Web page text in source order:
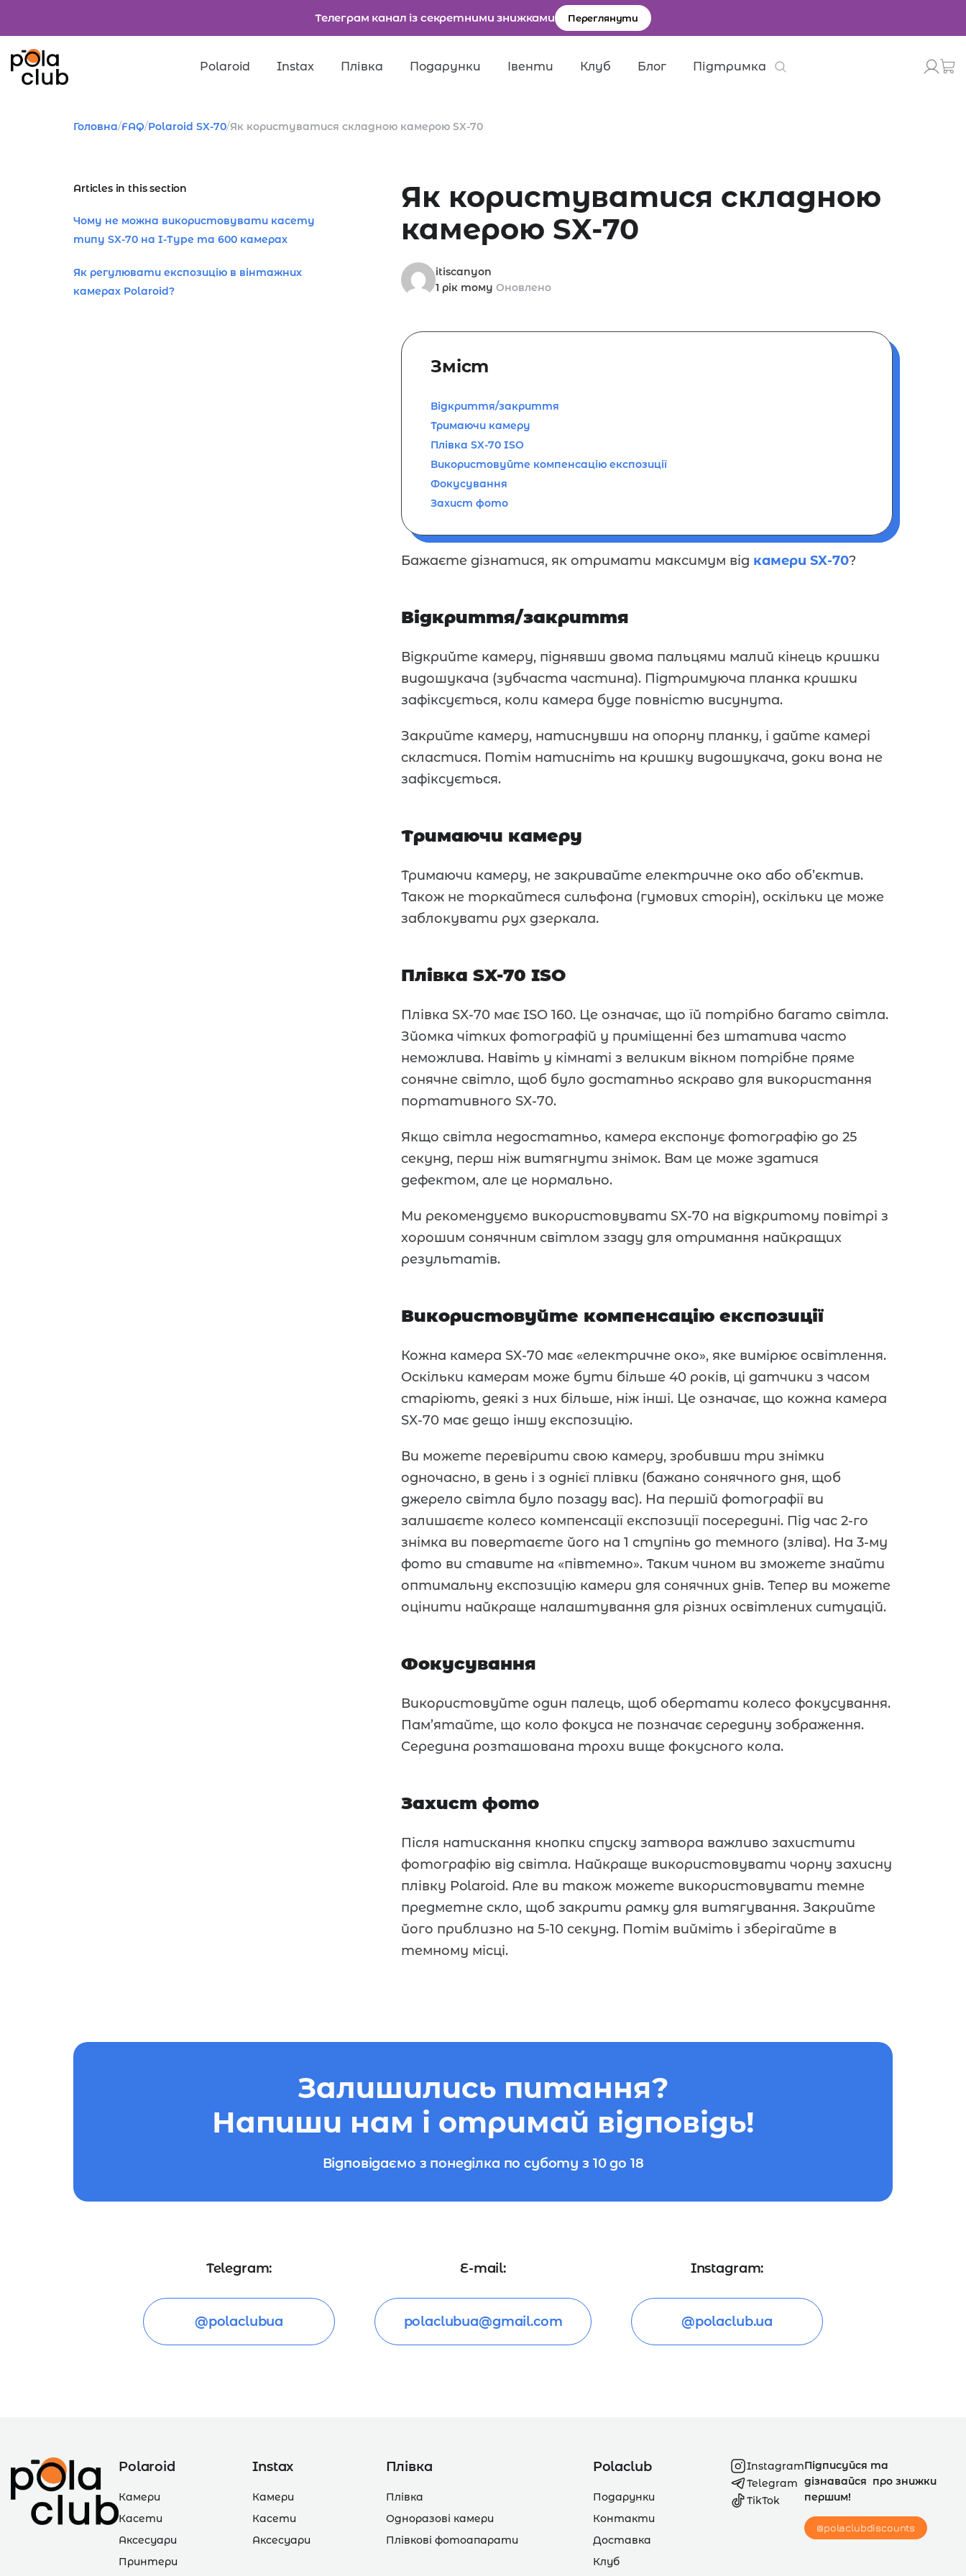
Телеграм канал із секретними знижками Переглянути
Polaroid Instax Плівка Подарунки Івенти Клуб Блог Підтримка
Товари
Головна/FAQ/Polaroid SX-70/Як користуватися складною камерою SX-70
Articles in this section
Чому не можна використовувати касету
типу SX-70 на I-Type та 600 камерах
Як регулювати експозицію в вінтажних
камерах Polaroid?
Як користуватися складною
камерою SX-70
itiscanyon
1 рік тому Оновлено
Зміст
Відкриття/закриття
Тримаючи камеру
Плівка SX-70 ISO
Використовуйте компенсацію експозиції
Фокусування
Захист фото
Бажаєте дізнатися, як отримати максимум від камери SX-70?
Відкриття/закриття
Відкрийте камеру, піднявши двома пальцями малий кінець кришки
видошукача (зубчаста частина). Підтримуюча планка кришки
зафіксується, коли камера буде повністю висунута.
Закрийте камеру, натиснувши на опорну планку, і дайте камері
скластися. Потім натисніть на кришку видошукача, доки вона не
зафіксується.
Тримаючи камеру
Тримаючи камеру, не закривайте електричне око або об’єктив.
Також не торкайтеся сильфона (гумових сторін), оскільки це може
заблокувати рух дзеркала.
Плівка SX-70 ISO
Плівка SX-70 має ISO 160. Це означає, що їй потрібно багато світла.
Зйомка чітких фотографій у приміщенні без штатива часто
неможлива. Навіть у кімнаті з великим вікном потрібне пряме
сонячне світло, щоб було достатньо яскраво для використання
портативного SX-70.
Якщо світла недостатньо, камера експонує фотографію до 25
секунд, перш ніж витягнути знімок. Вам це може здатися
дефектом, але це нормально.
Ми рекомендуємо використовувати SX-70 на відкритому повітрі з
хорошим сонячним світлом ззаду для отримання найкращих
результатів.
Використовуйте компенсацію експозиції
Кожна камера SX-70 має «електричне око», яке вимірює освітлення.
Оскільки камерам може бути більше 40 років, ці датчики з часом
старіють, деякі з них більше, ніж інші. Це означає, що кожна камера
SX-70 має дещо іншу експозицію.
Ви можете перевірити свою камеру, зробивши три знімки
одночасно, в день і з однієї плівки (бажано сонячного дня, щоб
джерело світла було позаду вас). На першій фотографії ви
залишаєте колесо компенсації експозиції посередині. Під час 2-го
знімка ви повертаєте його на 1 ступінь до темного (зліва). На 3-му
фото ви ставите на «півтемно». Таким чином ви зможете знайти
оптимальну експозицію камери для сонячних днів. Тепер ви можете
оцінити найкраще налаштування для різних освітлених ситуацій.
Фокусування
Використовуйте один палець, щоб обертати колесо фокусування.
Пам’ятайте, що коло фокуса не позначає середину зображення.
Середина розташована трохи вище фокусного кола.
Захист фото
Після натискання кнопки спуску затвора важливо захистити
фотографію від світла. Найкраще використовувати чорну захисну
плівку Polaroid. Але ви також можете використовувати темне
предметне скло, щоб закрити рамку для витягування. Закрийте
його приблизно на 5-10 секунд. Потім вийміть і зберігайте в
темному місці.
Залишились питання?
Напиши нам і отримай відповідь!
Відповідаємо з понеділка по суботу з 10 до 18
Telegram:
@polaclubua
E-mail:
polaclubua@gmail.com
Instagram:
@polaclub.ua
Polaroid
Камери
Касети
Аксесуари
Принтери
Instax
Камери
Касети
Аксесуари
Плівка
Плівка
Одноразові камери
Плівкові фотоапарати
Polaclub
Подарунки
Контакти
Доставка
Клуб
Instagram
Telegram
TikTok
Підписуйся та
дізнавайся про знижки
першим!
@polaclubdiscounts